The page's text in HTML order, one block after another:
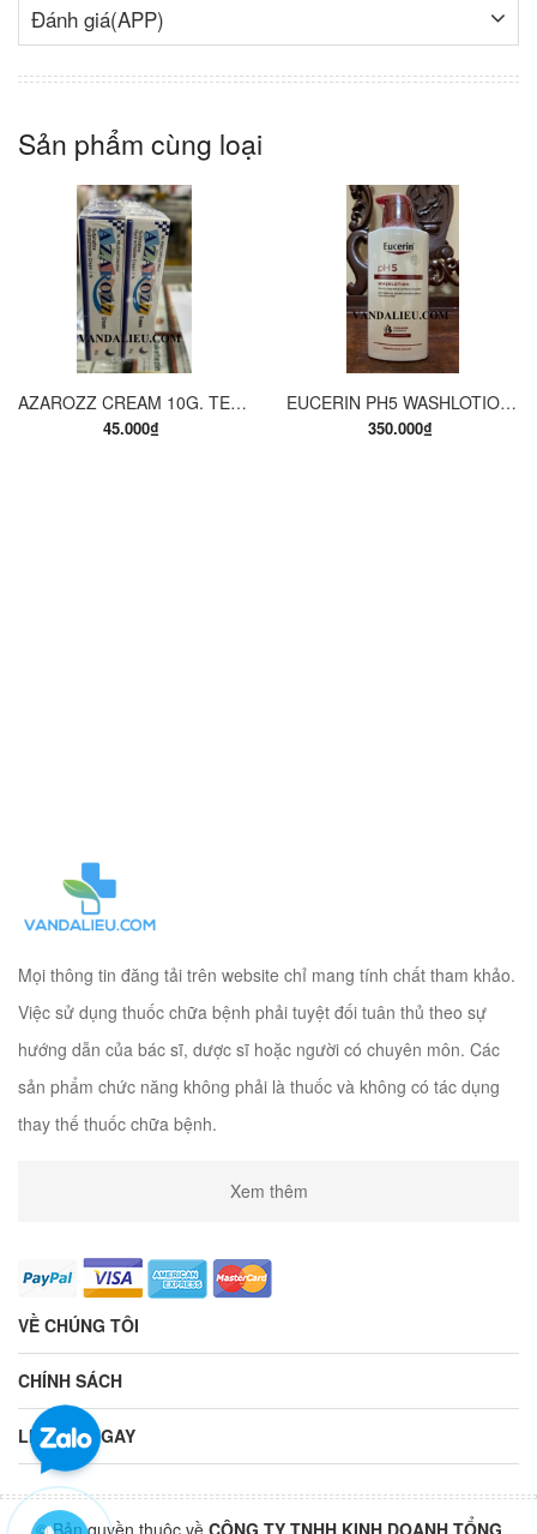
Đánh giá(APP)
Sản phẩm cùng loại
AZAROZZ CREAM 10G. TERBINAFINE 1%. THUỐC TRỊ NẤM DA CHÂN, NẤM DA ĐÙI, NẤM DA THÂN, LANG BEN...
45.000₫
EUCERIN PH5 WASHLOTION 400ML. SỮA TẮM DẠNG GEL CHO DA NHẠY CẢM.
350.000₫
Mọi thông tin đăng tải trên website chỉ mang tính chất tham khảo.
Việc sử dụng thuốc chữa bệnh phải tuyệt đối tuân thủ theo sự
hướng dẫn của bác sĩ, dược sĩ hoặc người có chuyên môn. Các
sản phẩm chức năng không phải là thuốc và không có tác dụng
thay thế thuốc chữa bệnh.
Xem thêm
VỀ CHÚNG TÔI
CHÍNH SÁCH
LIÊN HỆ NGAY